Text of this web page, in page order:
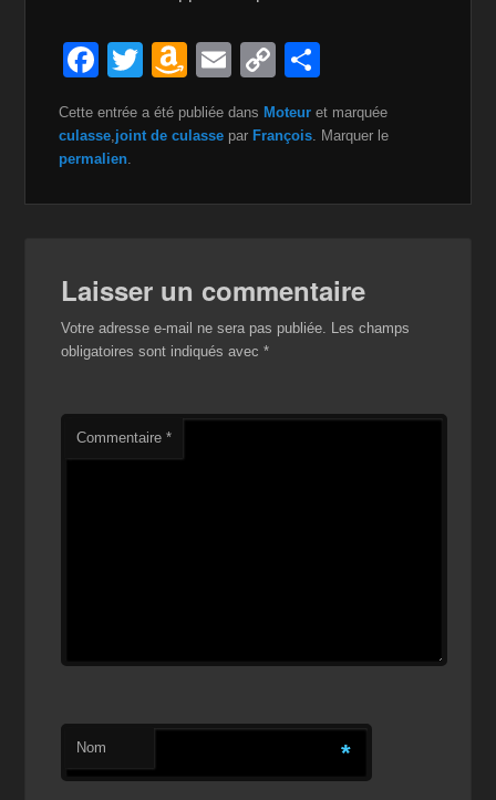
F
c
e
b
k
T
tt
A
a
o
is
h
st
E
ail
C
p
Li
ta
er
Cette entrée a été publiée dans Moteur et marquée
culasse joint de culasse par François . Marquer le
permalien
Laisser un commentaire
Votre adresse e-mail ne sera pas publiée. Les champs
obligatoires sont indiqués avec*
Commentaire*
Nom *